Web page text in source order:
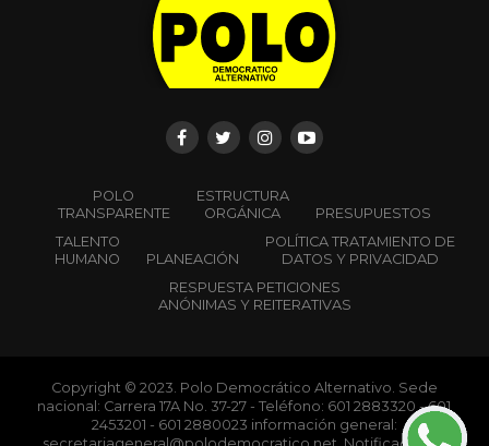
POLO
TRANSPARENTE
ESTRUCTURA
ORGÁNICA
PRESUPUESTOS
TALENTO
HUMANO
PLANEACIÓN
POLÍTICA TRATAMIENTO DE
DATOS Y PRIVACIDAD
RESPUESTA PETICIONES
ANÓNIMAS Y REITERATIVAS
Copyright © 2023. Polo Democrático Alternativo. Sede
nacional: Carrera 17A No. 37-27 - Teléfono: 601 2883320 - 601
2453201 - 601 2880023 información general: